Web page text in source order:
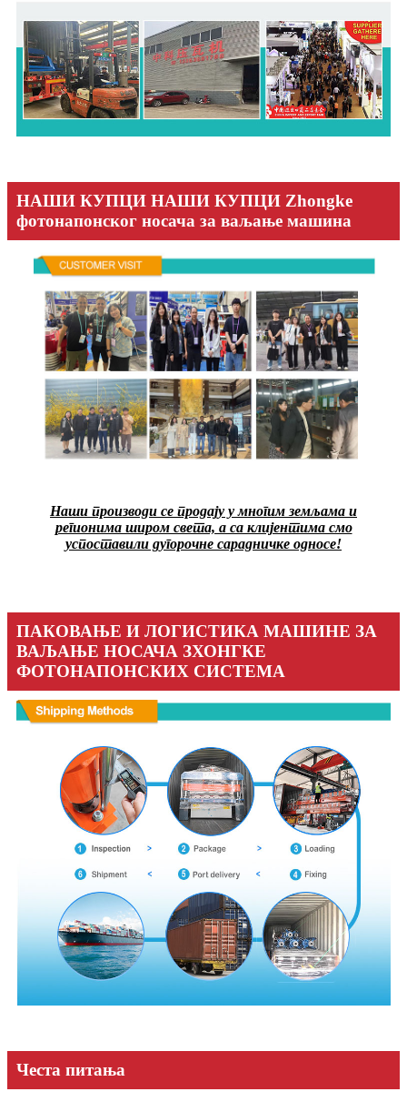
НАШИ КУПЦИ НАШИ КУПЦИ Zhongke
фотонапонског носача за ваљање машина
Наши производи се продају у многим земљама и
регионима широм света, а са клијентима смо
успоставили дугорочне сарадничке односе!
ПАКОВАЊЕ И ЛОГИСТИКА МАШИНЕ ЗА
ВАЉАЊЕ НОСАЧА ЗХОНГКЕ
ФОТОНАПОНСКИХ СИСТЕМА
Честа питања